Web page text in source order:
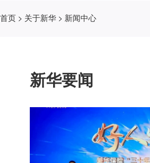
首页 > 关于新华 > 新闻中心
新华要闻